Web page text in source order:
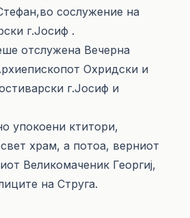
сослужение на
г.Јосиф .
отслужена Вечерна
Охридски и
г.Јосиф и
упокоени ктитори,
храм, а потоа, верниот
Великомаченик Георгиј,
на Струга.